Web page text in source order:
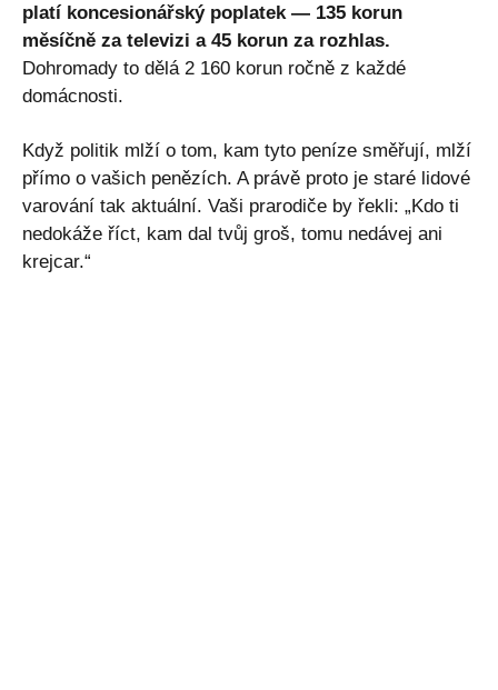
platí koncesionářský poplatek — 135 korun
měsíčně za televizi a 45 korun za rozhlas.
Dohromady to dělá 2 160 korun ročně z každé
domácnosti.
Když politik mlží o tom, kam tyto peníze směřují, mlží
přímo o vašich penězích. A právě proto je staré lidové
varování tak aktuální. Vaši prarodiče by řekli: „Kdo ti
nedokáže říct, kam dal tvůj groš, tomu nedávej ani
krejcar.“